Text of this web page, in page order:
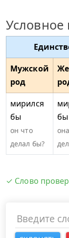
Условное
Мужской
род
мирился
бы
он что
делал бы?
бы
✓ Слово